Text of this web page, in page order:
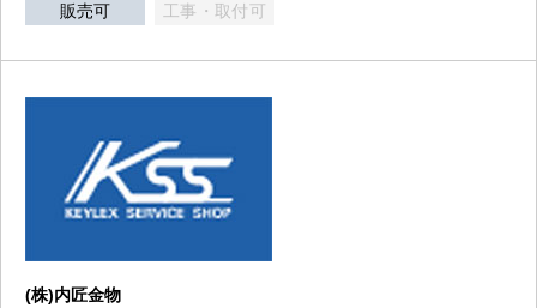
販売可 工事・取付可
(株)内匠金物